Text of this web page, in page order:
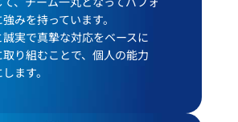
みを持っています。
実で真摯な対応をベースに
り組むことで、個人の能力
ます。